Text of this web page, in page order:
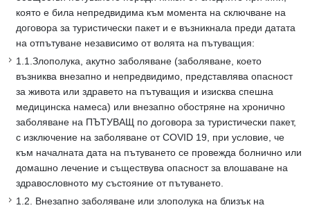
която е била непредвидима към момента на сключване на
договора за туристически пакет и е възникнала преди датата
на отпътуване независимо от волята на пътуващия:
1.1.Злополука, акутно заболяване (заболяване, което
възниква внезапно и непредвидимо, представлява опасност
за живота или здравето на пътуващия и изисква спешна
медицинска намеса) или внезапно обостряне на хронично
заболяване на ПЪТУВАЩ по договора за туристически пакет,
с изключение на заболяване от COVID 19, при условие, че
към началната дата на пътуването се провежда болнично или
домашно лечение и съществува опасност за влошаване на
здравословното му състояние от пътуването.
1.2. Внезапно заболяване или злополука на близък на